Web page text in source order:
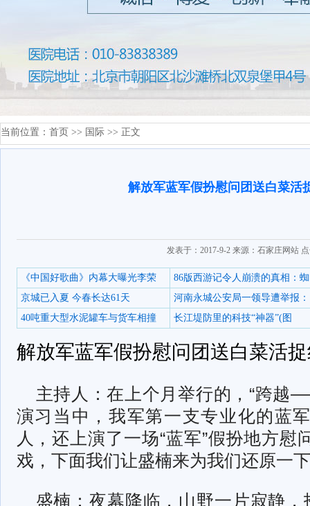
当前位置： 首页 >> 国际 >> 正文
解放军蓝军假扮慰问团送白菜活
发表于：2017-9-2 来源：石家庄网站
《中国好歌曲》内幕大曝光李荣
86版西游记令人崩溃的真相：蜘
京城已入夏 今春长达61天
河南永城公安局一领导遭举报：
40吨重大型水泥罐车与货车相撞
长江堤防里的科技“神器”(图
解放军蓝军假扮慰问团送白菜活
主持人：在上个月举行的，“跨越
演习当中，我军第一支专业化的蓝
人，还上演了一场“蓝军”假扮地方慰
戏，下面我们让盛楠来为我们还原一
盛楠：夜幕降临，山野一片寂静，